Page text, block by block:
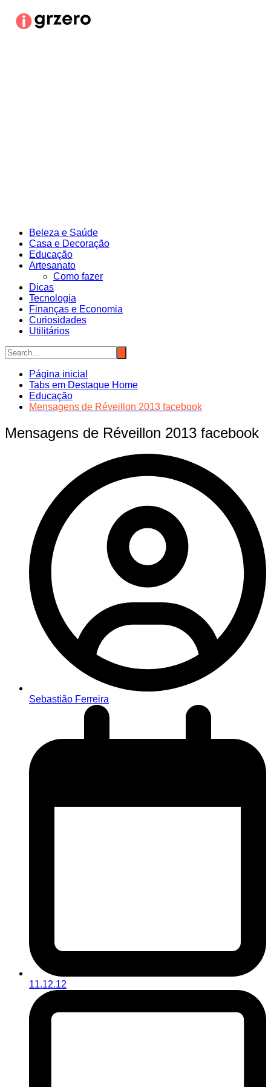
para
Beleza e Saúde
Casa e Decoração
Educação
Artesanato
Como fazer
Dicas
Tecnologia
Finanças e Economia
Curiosidades
Utilitários
Página inicial
Tabs em Destaque Home
Educação
Mensagens de Réveillon 2013 facebook
Mensagens de Réveillon 2013 facebook
Sebastião Ferreira
11.12.12